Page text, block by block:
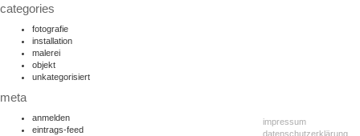
categories
fotografie
installation
malerei
objekt
unkategorisiert
meta
anmelden
eintrags-feed
impressum
datenschutzerklärung